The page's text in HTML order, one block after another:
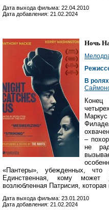
Дата выхода фильма: 22.04.2010
Дата добавления: 21.02.2024
Ночь
В ролях
–
не
«Пантеры», убежденных,
Единственная, кому
возлюбленная Патрисия,
Дата выхода фильма: 23.01.2010
Дата добавления: 21.02.2024